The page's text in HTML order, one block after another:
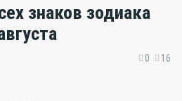
знаков зодиака
— 8 августа
0 16